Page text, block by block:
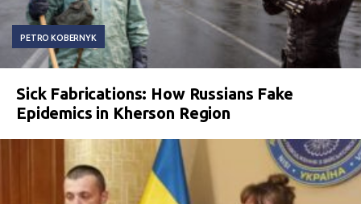
PETRO KOBERNYK
Sick Fabrications: How Russians Fake
Epidemics in Kherson Region